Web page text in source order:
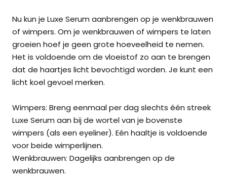
Nu kun je Luxe Serum aanbrengen op je wenkbrauwen
of wimpers. Om je wenkbrauwen of wimpers te laten
groeien hoef je geen grote hoeveelheid te nemen.
Het is voldoende om de vloeistof zo aan te brengen
dat de haartjes licht bevochtigd worden. Je kunt een
licht koel gevoel merken.
Wimpers: Breng eenmaal per dag slechts één streek
Luxe Serum aan bij de wortel van je bovenste
wimpers (als een eyeliner). Eén haaltje is voldoende
voor beide wimperlijnen.
Wenkbrauwen: Dagelijks aanbrengen op de
wenkbrauwen.